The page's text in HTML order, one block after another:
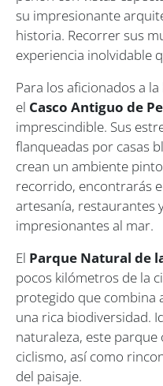
su impresionante
historia. Recorrer sus
experiencia inolvidable
Para los aficionados a
el Casco Antiguo de
imprescindible. Sus
flanqueadas por casas
crean un ambiente
recorrido, encontrarás
artesanía, restaurantes
impresionantes al mar.
El Parque Natural de
pocos kilómetros de la
protegido que combina
una rica biodiversidad.
naturaleza, este
ciclismo, así como
del paisaje.